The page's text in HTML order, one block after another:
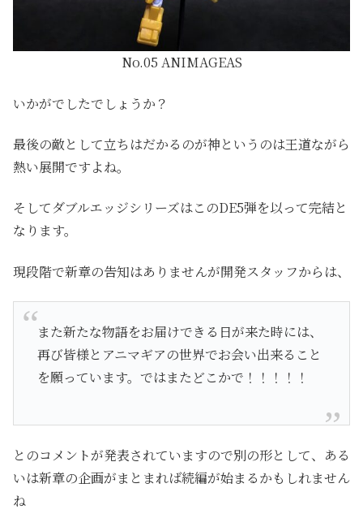
No.05 ANIMAGEAS
いかがでしたでしょうか？
最後の敵として立ちはだかるのが神というのは王道ながら
熱い展開ですよね。
そしてダブルエッジシリーズはこのDE5弾を以って完結と
なります。
現段階で新章の告知はありませんが開発スタッフからは、
また新たな物語をお届けできる日が来た時には、
再び皆様とアニマギアの世界でお会い出来ること
を願っています。ではまたどこかで！！！！！
とのコメントが発表されていますので別の形として、ある
いは新章の企画がまとまれば続編が始まるかもしれません
ね